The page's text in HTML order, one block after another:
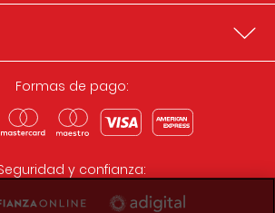
Formas de pago:
y confianza: